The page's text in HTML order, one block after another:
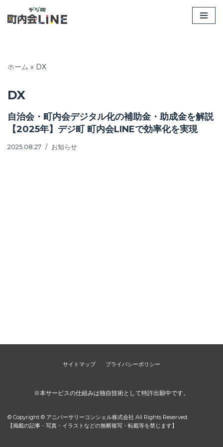
コ
ン
へ
ス
キ
ッ
ホーム » DX
DX
自治会・町内会デジタル化の補助金・助成金を解説
【2025年】デジ町 町内会LINEで効率化を実現
2025.08.27 お知らせ
サイトマップ プライバシーポリシー
※本サービスの仕組みは独自技術として特許出願中です。
© Copyright © アニバーサリーコンシェル株式会社 All Rights Reserved.
【掲載の記事・写真・イラストなどの無断複写・転載等を禁じます】